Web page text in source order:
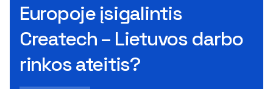
Europoje įsigalintis
Createch – Lietuvos darbo
rinkos ateitis?